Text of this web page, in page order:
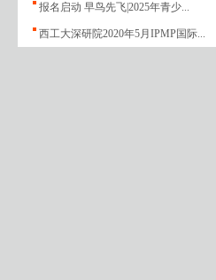
报名启动 早鸟先飞|2025年青少...
西工大深研院2020年5月IPMP国际...